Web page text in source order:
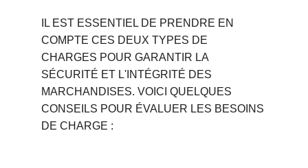
IL EST ESSENTIEL DE PRENDRE EN
COMPTE CES DEUX TYPES DE
CHARGES POUR GARANTIR LA
SÉCURITÉ ET L'INTÉGRITÉ DES
MARCHANDISES. VOICI QUELQUES
CONSEILS POUR ÉVALUER LES BESOINS
DE CHARGE :